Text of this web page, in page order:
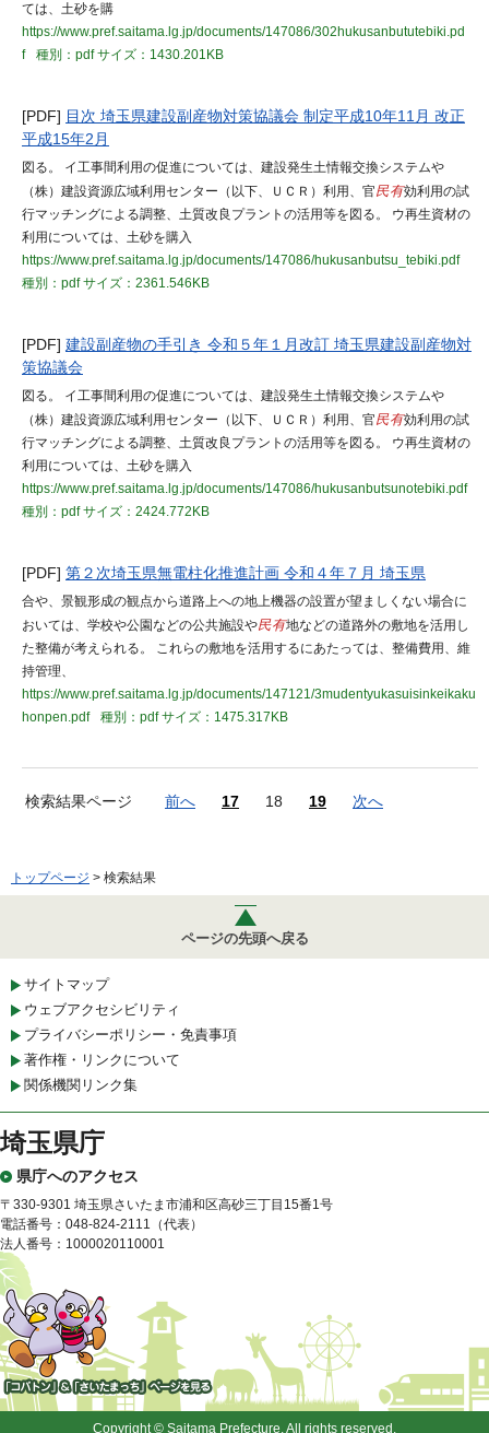
ては、土砂を購
https://www.pref.saitama.lg.jp/documents/147086/302hukusanbututebiki.pd
f
種別：pdfサイズ：1430.201KB
[PDF] 目次 埼玉県建設副産物対策協議会 制定平成10年11月 改正
平成15年2月
図る。 イ工事間利用の促進については、建設発生土情報交換システムや
（株）建設資源広域利用センター（以下、ＵＣＲ）利用、官民有効利用の試
行マッチングによる調整、土質改良プラントの活用等を図る。 ウ再生資材の
利用については、土砂を購入
https://www.pref.saitama.lg.jp/documents/147086/hukusanbutsu_tebiki.pdf
種別：pdfサイズ：2361.546KB
[PDF] 建設副産物の手引き 令和５年１月改訂 埼玉県建設副産物対
策協議会
図る。 イ工事間利用の促進については、建設発生土情報交換システムや
（株）建設資源広域利用センター（以下、ＵＣＲ）利用、官民有効利用の試
行マッチングによる調整、土質改良プラントの活用等を図る。 ウ再生資材の
利用については、土砂を購入
https://www.pref.saitama.lg.jp/documents/147086/hukusanbutsunotebiki.pdf
種別：pdfサイズ：2424.772KB
[PDF] 第２次埼玉県無電柱化推進計画 令和４年７月 埼玉県
合や、景観形成の観点から道路上への地上機器の設置が望ましくない場合に
おいては、学校や公園などの公共施設や民有地などの道路外の敷地を活用し
た整備が考えられる。 これらの敷地を活用するにあたっては、整備費用、維
持管理、
https://www.pref.saitama.lg.jp/documents/147121/3mudentyukasuisinkeikaku
honpen.pdf
種別：pdfサイズ：1475.317KB
検索結果ページ 前へ 17 18 19 次へ
トップページ > 検索結果
ページの先頭へ戻る
サイトマップ
ウェブアクセシビリティ
プライバシーポリシー・免責事項
著作権・リンクについて
関係機関リンク集
埼玉県庁
県庁へのアクセス
〒330-9301 埼玉県さいたま市浦和区高砂三丁目15番1号
電話番号：048-824-2111（代表）
法人番号：1000020110001
「コバトン」&「さいたまっ
Copyright © Saitama Prefecture. All rights reserved.